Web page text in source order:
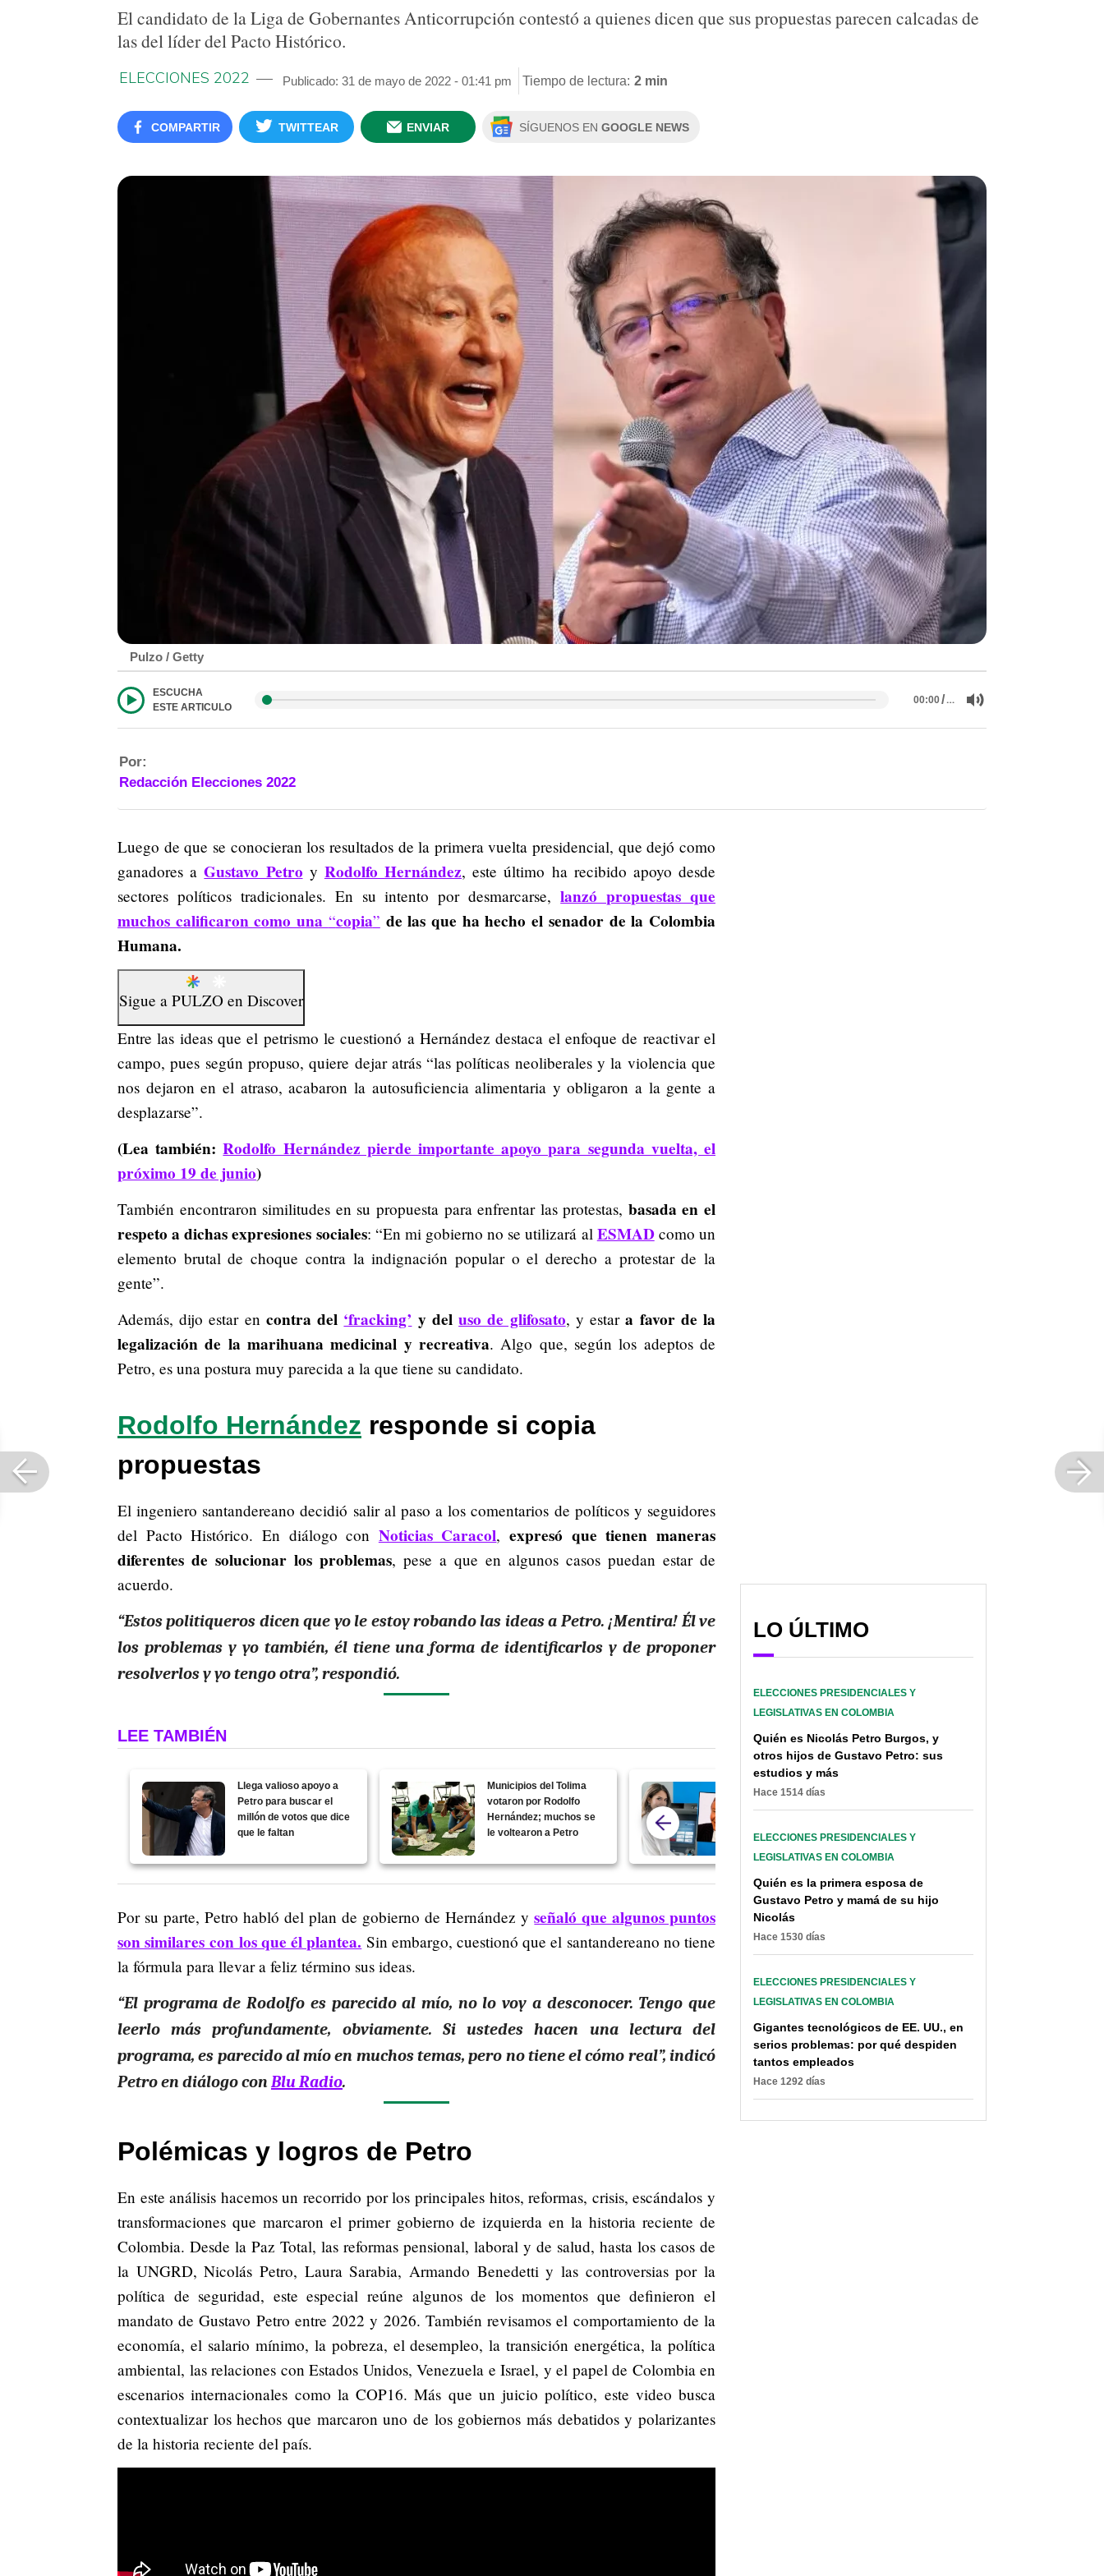
El candidato de la Liga de Gobernantes Anticorrupción contestó a quienes dicen que sus propuestas parecen calcadas de
las del líder del Pacto Histórico.
ELECCIONES 2022 Publicado: 31 de mayo de 2022 - 01:41 pm Tiempo de lectura: 2 min
COMPARTIR TWITTEAR ENVIAR SÍGUENOS EN GOOGLE NEWS
Pulzo / Getty
ESCUCHA
ESTE ARTICULO
00:00/…
Por:
Redacción Elecciones 2022
Luego de que se conocieran los resultados de la primera vuelta presidencial, que dejó como
ganadores aGustavo Petro y Rodolfo Hernández, este último ha recibido apoyo desde
sectores políticos tradicionales. En su intento por desmarcarse,lanzó propuestas que
muchos calificaron como una “copia” de las que ha hecho el senador de la Colombia
Humana.
Sigue a PULZO en Discover
Entre las ideas que el petrismo le cuestionó a Hernández destaca el enfoque de reactivar el
campo, pues según propuso, quiere dejar atrás “las políticas neoliberales y la violencia que
nos dejaron en el atraso, acabaron la autosuficiencia alimentaria y obligaron a la gente a
desplazarse”.
(Lea también:Rodolfo Hernández pierde importante apoyo para segunda vuelta, el
próximo 19 de junio)
También encontraron similitudes en su propuesta para enfrentar las protestas, basada en el
respeto a dichas expresiones sociales: “En mi gobierno no se utilizará al ESMADcomo un
elemento brutal de choque contra la indignación popular o el derecho a protestar de la
gente”.
Además, dijo estar en contra del ‘fracking’ y deluso de glifosato, y estara favor de la
legalización de la marihuana medicinal y recreativa. Algo que, según los adeptos de
Petro, es una postura muy parecida a la que tiene su candidato.
Rodolfo Hernández responde si copia
propuestas
El ingeniero santandereano decidió salir al paso a los comentarios de políticos y seguidores
del Pacto Histórico. En diálogo con Noticias Caracol,expresó que tienen maneras
diferentes de solucionar los problemas, pese a que en algunos casos puedan estar de
acuerdo.
“Estos politiqueros dicen que yo le estoy robando las ideas a Petro. ¡Mentira! Él ve
los problemas y yo también, él tiene una forma de identificarlos y de proponer
resolverlos y yo tengo otra”, respondió.
LEE TAMBIÉN
Llega valioso apoyo a
Petro para buscar el
millón de votos que dice
que le faltan
Municipios del Tolima
votaron por Rodolfo
Hernández; muchos se
le voltearon a Petro
El cambio que haría
de ahorros de
Por su parte, Petro habló del plan de gobierno de Hernández yseñaló que algunos puntos
son similares con los que él plantea. Sin embargo, cuestionó que el santandereano no tiene
la fórmula para llevar a feliz término sus ideas.
“El programa de Rodolfo es parecido al mío, no lo voy a desconocer. Tengo que
leerlo más profundamente, obviamente. Si ustedes hacen una lectura del
programa, es parecido al mío en muchos temas, pero no tiene el cómo real”, indicó
Petro en diálogo conBlu Radio.
Polémicas y logros de Petro
En este análisis hacemos un recorrido por los principales hitos, reformas, crisis, escándalos y
transformaciones que marcaron el primer gobierno de izquierda en la historia reciente de
Colombia. Desde la Paz Total, las reformas pensional, laboral y de salud, hasta los casos de
la UNGRD, Nicolás Petro, Laura Sarabia, Armando Benedetti y las controversias por la
política de seguridad, este especial reúne algunos de los momentos que definieron el
mandato de Gustavo Petro entre 2022 y 2026. También revisamos el comportamiento de la
economía, el salario mínimo, la pobreza, el desempleo, la transición energética, la política
ambiental, las relaciones con Estados Unidos, Venezuela e Israel, y el papel de Colombia en
escenarios internacionales como la COP16. Más que un juicio político, este video busca
contextualizar los hechos que marcaron uno de los gobiernos más debatidos y polarizantes
de la historia reciente del país.
LO ÚLTIMO
ELECCIONES PRESIDENCIALES Y
LEGISLATIVAS EN COLOMBIA
Quién es Nicolás Petro Burgos, y
otros hijos de Gustavo Petro: sus
estudios y más
Hace 1514 días
ELECCIONES PRESIDENCIALES Y
LEGISLATIVAS EN COLOMBIA
Quién es la primera esposa de
Gustavo Petro y mamá de su hijo
Nicolás
Hace 1530 días
ELECCIONES PRESIDENCIALES Y
LEGISLATIVAS EN COLOMBIA
Gigantes tecnológicos de EE. UU., en
serios problemas: por qué despiden
tantos empleados
Hace 1292 días